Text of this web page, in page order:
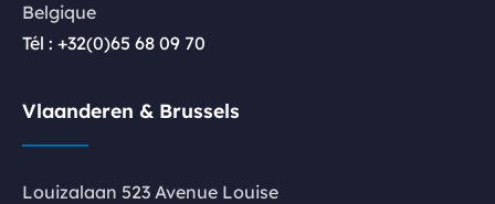
Belgique
Tél : +32(0)65 68 09 70
Vlaanderen & Brussels
Louizalaan 523 Avenue Louise